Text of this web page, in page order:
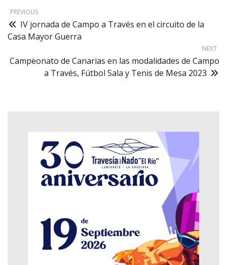
PREVIOUS
IV jornada de Campo a Través en el circuito de la
Casa Mayor Guerra
NEXT
Campeonato de Canarias en las modalidades de Campo
a Través, Fútbol Sala y Tenis de Mesa 2023